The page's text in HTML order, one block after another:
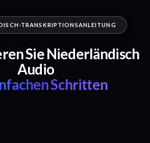
TRANSKRIPTIONSANLEITUNG
Sie Niederländisch
Audio
Schritten